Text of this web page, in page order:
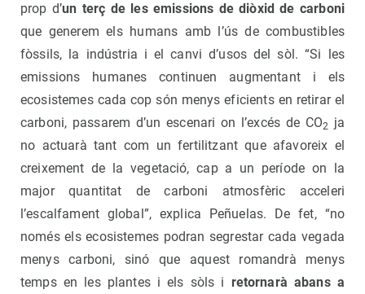
prop d’un terç de les emissions de diòxid de carboni
que generem els humans amb l’ús de combustibles
fòssils, la indústria i el canvi d’usos del sòl. “Si les
emissions humanes continuen augmentant i els
ecosistemes cada cop són menys eficients en retirar el
carboni, passarem d’un escenari on l’excés de CO2 ja
no actuarà tant com un fertilitzant que afavoreix el
creixement de la vegetació, cap a un període on la
major quantitat de carboni atmosfèric acceleri
l’escalfament global”, explica Peñuelas. De fet, “no
només els ecosistemes podran segrestar cada vegada
menys carboni, sinó que aquest romandrà menys
temps en les plantes i els sòls i retornarà abans a